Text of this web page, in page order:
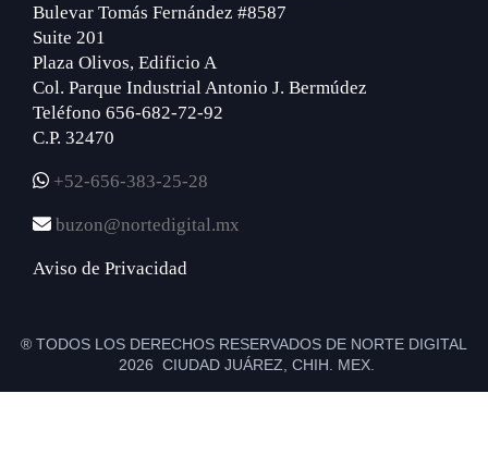
Bulevar Tomás Fernández #8587
Suite 201
Plaza Olivos, Edificio A
Col. Parque Industrial Antonio J. Bermúdez
Teléfono 656-682-72-92
C.P. 32470
+52-656-383-25-28
buzon@nortedigital.mx
Aviso de Privacidad
® TODOS LOS DERECHOS RESERVADOS DE NORTE DIGITAL
2026 CIUDAD JUÁREZ, CHIH. MEX.